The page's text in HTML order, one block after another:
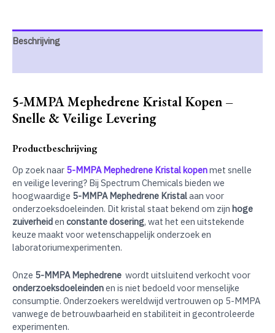
Beschrijving
5-MMPA Mephedrene Kristal Kopen –
Snelle & Veilige Levering
Productbeschrijving
Op zoek naar 5-MMPA Mephedrene Kristal kopenmet snelle
en veilige levering? Bij Spectrum Chemicals bieden we
hoogwaardige 5-MMPA Mephedrene Kristalaan voor
onderzoeksdoeleinden. Dit kristal staat bekend om zijn hoge
zuiverheiden constante dosering, wat het een uitstekende
keuze maakt voor wetenschappelijk onderzoek en
laboratoriumexperimenten.
Onze 5-MMPA Mephedrene wordt uitsluitend verkocht voor
onderzoeksdoeleindenen is niet bedoeld voor menselijke
consumptie. Onderzoekers wereldwijd vertrouwen op 5-MMPA
vanwege de betrouwbaarheid en stabiliteit in gecontroleerde
experimenten.